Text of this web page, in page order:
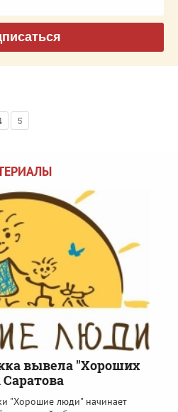
5
вывела "Хороших
"Хорошие люди" начинает